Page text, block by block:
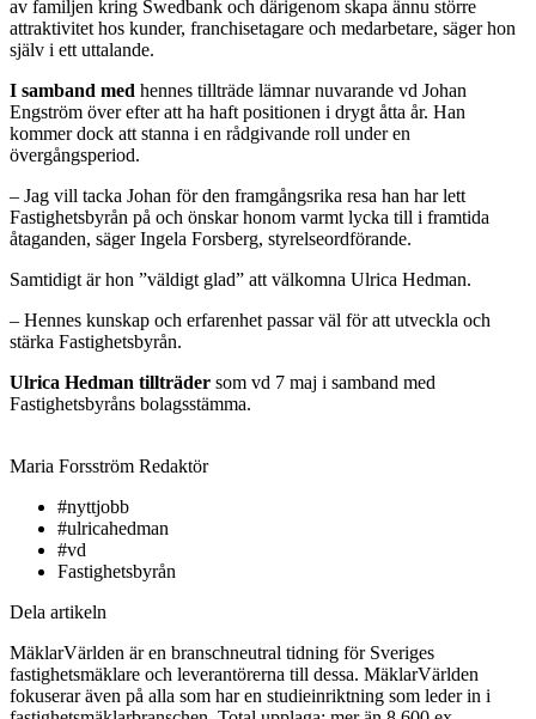
av familjen kring Swedbank och därigenom skapa ännu större
attraktivitet hos kunder, franchisetagare och medarbetare, säger hon
själv i ett uttalande.
I samband med hennes tillträde lämnar nuvarande vd Johan
Engström över efter att ha haft positionen i drygt åtta år. Han
kommer dock att stanna i en rådgivande roll under en
övergångsperiod.
– Jag vill tacka Johan för den framgångsrika resa han har lett
Fastighetsbyrån på och önskar honom varmt lycka till i framtida
åtaganden, säger Ingela Forsberg, styrelseordförande.
Samtidigt är hon ”väldigt glad” att välkomna Ulrica Hedman.
– Hennes kunskap och erfarenhet passar väl för att utveckla och
stärka Fastighetsbyrån.
Ulrica Hedman tillträder som vd 7 maj i samband med
Fastighetsbyråns bolagsstämma.
Maria Forsström Redaktör
#nyttjobb
#ulricahedman
#vd
Fastighetsbyrån
Dela artikeln
MäklarVärlden är en branschneutral tidning för Sveriges
fastighetsmäklare och leverantörerna till dessa. MäklarVärlden
fokuserar även på alla som har en studieinriktning som leder in i